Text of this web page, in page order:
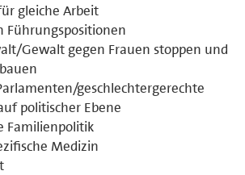
gleiche Arbeit
Führungspositionen
Gewalt gegen Frauen stoppen und
geschlechtergerechte
politischer Ebene
Familienpolitik
Medizin